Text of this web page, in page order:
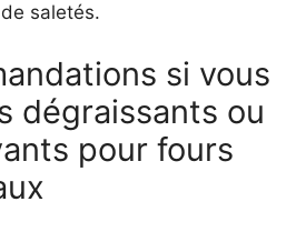
saletés.
si vous
dégraissants ou
pour fours